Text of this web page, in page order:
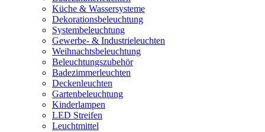
Küche & Wassersysteme
Dekorationsbeleuchtung
Systembeleuchtung
Gewerbe- & Industrieleuchten
Weihnachtsbeleuchtung
Beleuchtungszubehör
Badezimmerleuchten
Deckenleuchten
Gartenbeleuchtung
Kinderlampen
LED Streifen
Leuchtmittel